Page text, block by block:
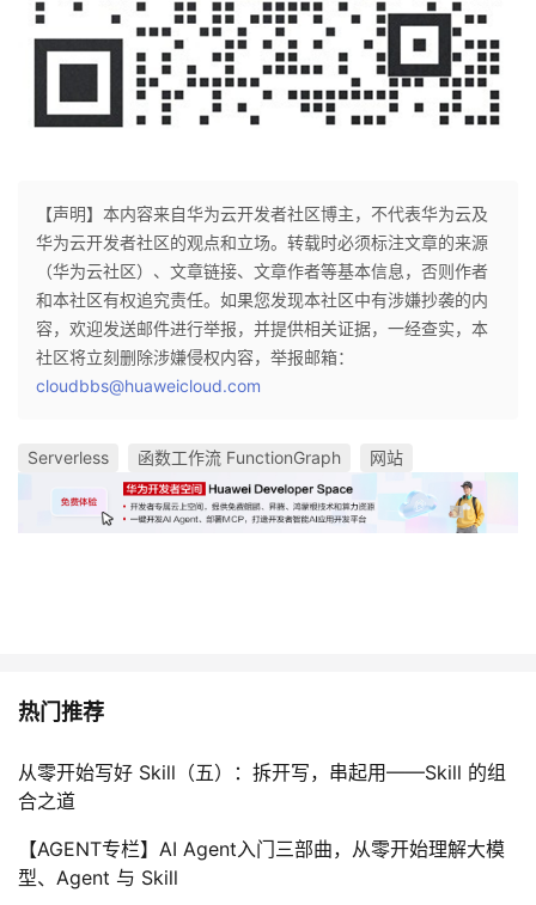
【声明】本内容来自华为云开发者社区博主，不代表华为云及
华为云开发者社区的观点和立场。转载时必须标注文章的来源
（华为云社区）、文章链接、文章作者等基本信息，否则作者
和本社区有权追究责任。如果您发现本社区中有涉嫌抄袭的内
容，欢迎发送邮件进行举报，并提供相关证据，一经查实，本
社区将立刻删除涉嫌侵权内容，举报邮箱：
cloudbbs@huaweicloud.com
Serverless 函数工作流 FunctionGraph 网站
热门推荐
从零开始写好 Skill（五）：拆开写，串起用——Skill 的组
合之道
【AGENT专栏】AI Agent入门三部曲，从零开始理解大模
型、Agent 与 Skill